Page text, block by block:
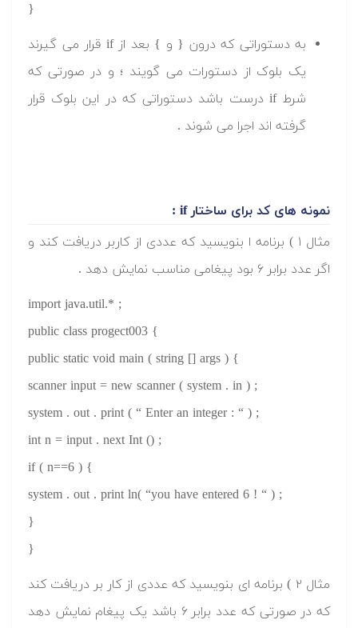
}
به دستوراتی که درون { و } بعد از if قرار می گیرند
یک بلوک از دستورات می گویند ؛ و در صورتی که
شرط if درست باشد دستوراتی که در این بلوک قرار
گرفته اند اجرا می شوند .
نمونه های کد برای ساختار if :
مثال ۱ ) برنامه ا بنویسید که عددی از کاربر دریافت کند و
اگر عدد برابر ۶ بود پیغامی مناسب نمایش دهد .
import java.util.* ;
public class progect003 {
public static void main ( string [] args ) {
scanner input = new scanner ( system . in ) ;
system . out . print ( “ Enter an integer : “ ) ;
int n = input . next Int () ;
if ( n==6 ) {
system . out . print ln( “you have entered 6 ! “ ) ;
}
}
مثال ۲ ) برنامه ای بنویسید که عددی از کار بر دریافت کند
که در صورتی که عدد برابر ۶ باشد یک پیغام نمایش دهد